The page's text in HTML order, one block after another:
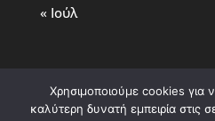
« Ιούλ
Χρησιμοποιούμε cookies για
καλύτερη δυνατή εμπειρία στις